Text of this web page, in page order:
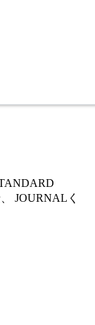
JOURNALく